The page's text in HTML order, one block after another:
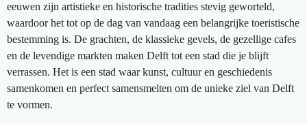
eeuwen zijn artistieke en historische tradities stevig geworteld,
waardoor het tot op de dag van vandaag een belangrijke toeristische
bestemming is. De grachten, de klassieke gevels, de gezellige cafes
en de levendige markten maken Delft tot een stad die je blijft
verrassen. Het is een stad waar kunst, cultuur en geschiedenis
samenkomen en perfect samensmelten om de unieke ziel van Delft
te vormen.